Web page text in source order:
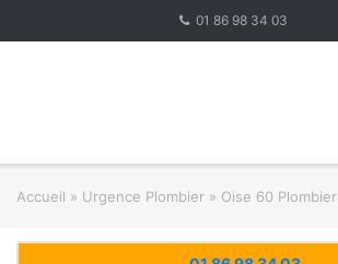
01 86 98 34 03
Accueil » Urgence Plombier » Oise 60 Plombier